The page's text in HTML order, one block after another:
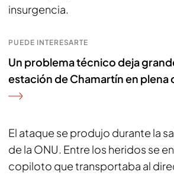
insurgencia.
PUEDE INTERESARTE
Un problema técnico deja
estación de Chamartín en plena
El ataque se produjo durante la
de la ONU. Entre los heridos se
copiloto que transportaba al